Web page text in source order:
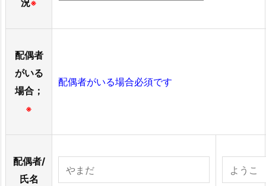
況※
配偶者
がいる
場合；
※
配偶者がいる場合必須です
配偶者/
氏名